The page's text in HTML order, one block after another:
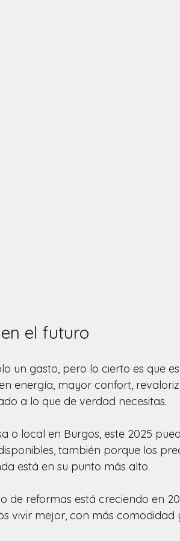
el futuro
un gasto, pero lo cierto es que
energía, mayor confort,
a lo que de verdad necesitas.
o local en Burgos, este 2025
también porque los
está en su punto más alto.
de reformas está creciendo en
vivir mejor, con más comodidad